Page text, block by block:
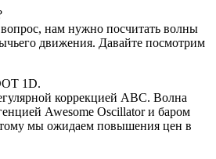
нам нужно посчитать волны
движения. Давайте посмотрим
1D.
коррекцией ABC. Волна
Awesome Oscillator и баром
мы ожидаем повышения цен в